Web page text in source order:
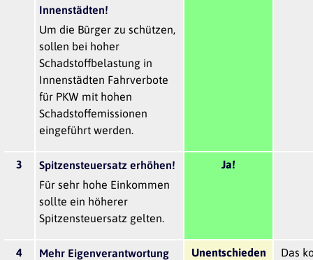
Innenstädten!
Um die Bürger zu schützen,
sollen bei hoher
Schadstoffbelastung in
Innenstädten Fahrverbote
für PKW mit hohen
Schadstoffemissionen
eingeführt werden.
3
Spitzensteuersatz erhöhen!
Für sehr hohe Einkommen
sollte ein höherer
Spitzensteuersatz gelten.
Ja!
4
Mehr Eigenverantwortung
Unentschieden
Das